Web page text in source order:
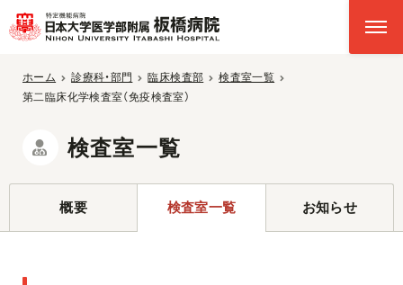
ホーム 診療科・部門 臨床検査部
検査室一覧
第二臨床化学検査室（免疫検査室）
検査室一覧
概要 検査室一覧 お知らせ